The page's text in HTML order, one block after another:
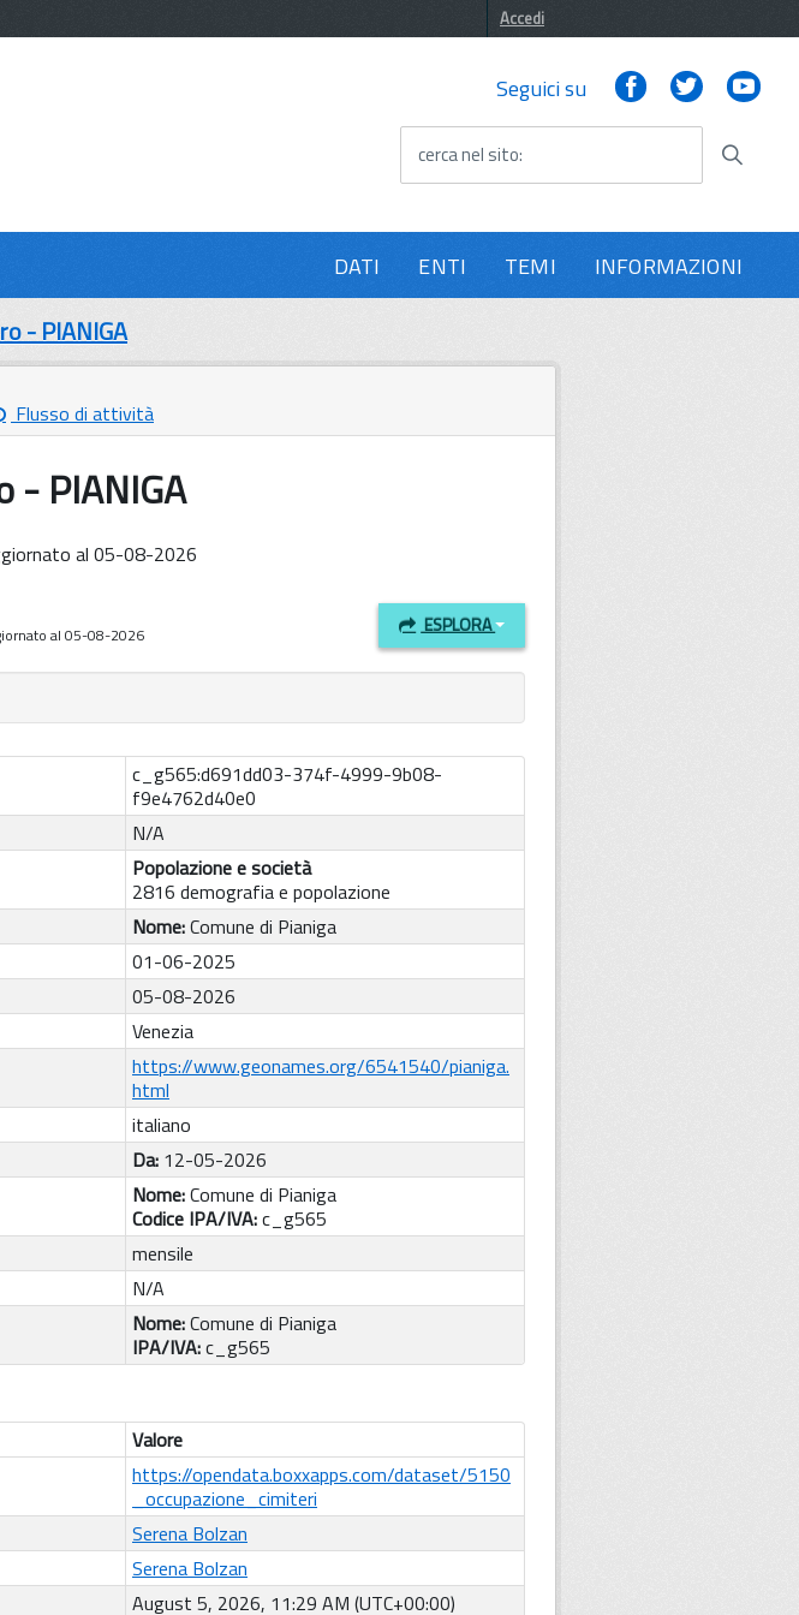
Accedi
Seguici su FacebookTwitter
cerca nel sito
DATI ENTI TEMI INFORMAZIONI
- PIANIGA
Flusso di attività
- PIANIGA
al 05-08-2026
al 05-08-2026 ESPLORA
c_g565:d691dd03-374f-4999-9b08-
f9e4762d40e0
N/A
Popolazione e società
2816 demografia e popolazione
Nome:Comune di Pianiga
01-06-2025
05-08-2026
Venezia
https://www.geonames.org/6541540/pianiga.
html
italiano
Da: 12-05-2026
Nome:Comune di Pianiga
Codice IPA/IVA:c_g565
mensile
N/A
Nome:Comune di Pianiga
IPA/IVA:c_g565
Valore
https://opendata.boxxapps.com/dataset/5150
_occupazione_cimiteri
Serena Bolzan
Serena Bolzan
August 5, 2026, 11:29 AM (UTC+00:00)